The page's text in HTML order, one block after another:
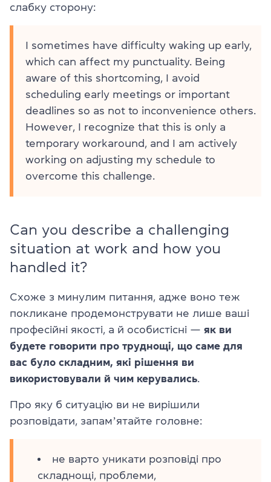
слабку сторону:
I sometimes have difficulty waking up early,
which can affect my punctuality. Being
aware of this shortcoming, I avoid
scheduling early meetings or important
deadlines so as not to inconvenience others.
However, I recognize that this is only a
temporary workaround, and I am actively
working on adjusting my schedule to
overcome this challenge.
Can you describe a challenging
situation at work and how you
handled it?
Схоже з минулим питання, адже воно теж
покликане продемонструвати не лише ваші
професійні якості, а й особистісні — як ви
будете говорити про труднощі, що саме для
вас було складним, які рішення ви
використовували й чим керувались.
Про яку б ситуацію ви не вирішили
розповідати, запамʼятайте головне:
не варто уникати розповіді про
складнощі, проблеми,